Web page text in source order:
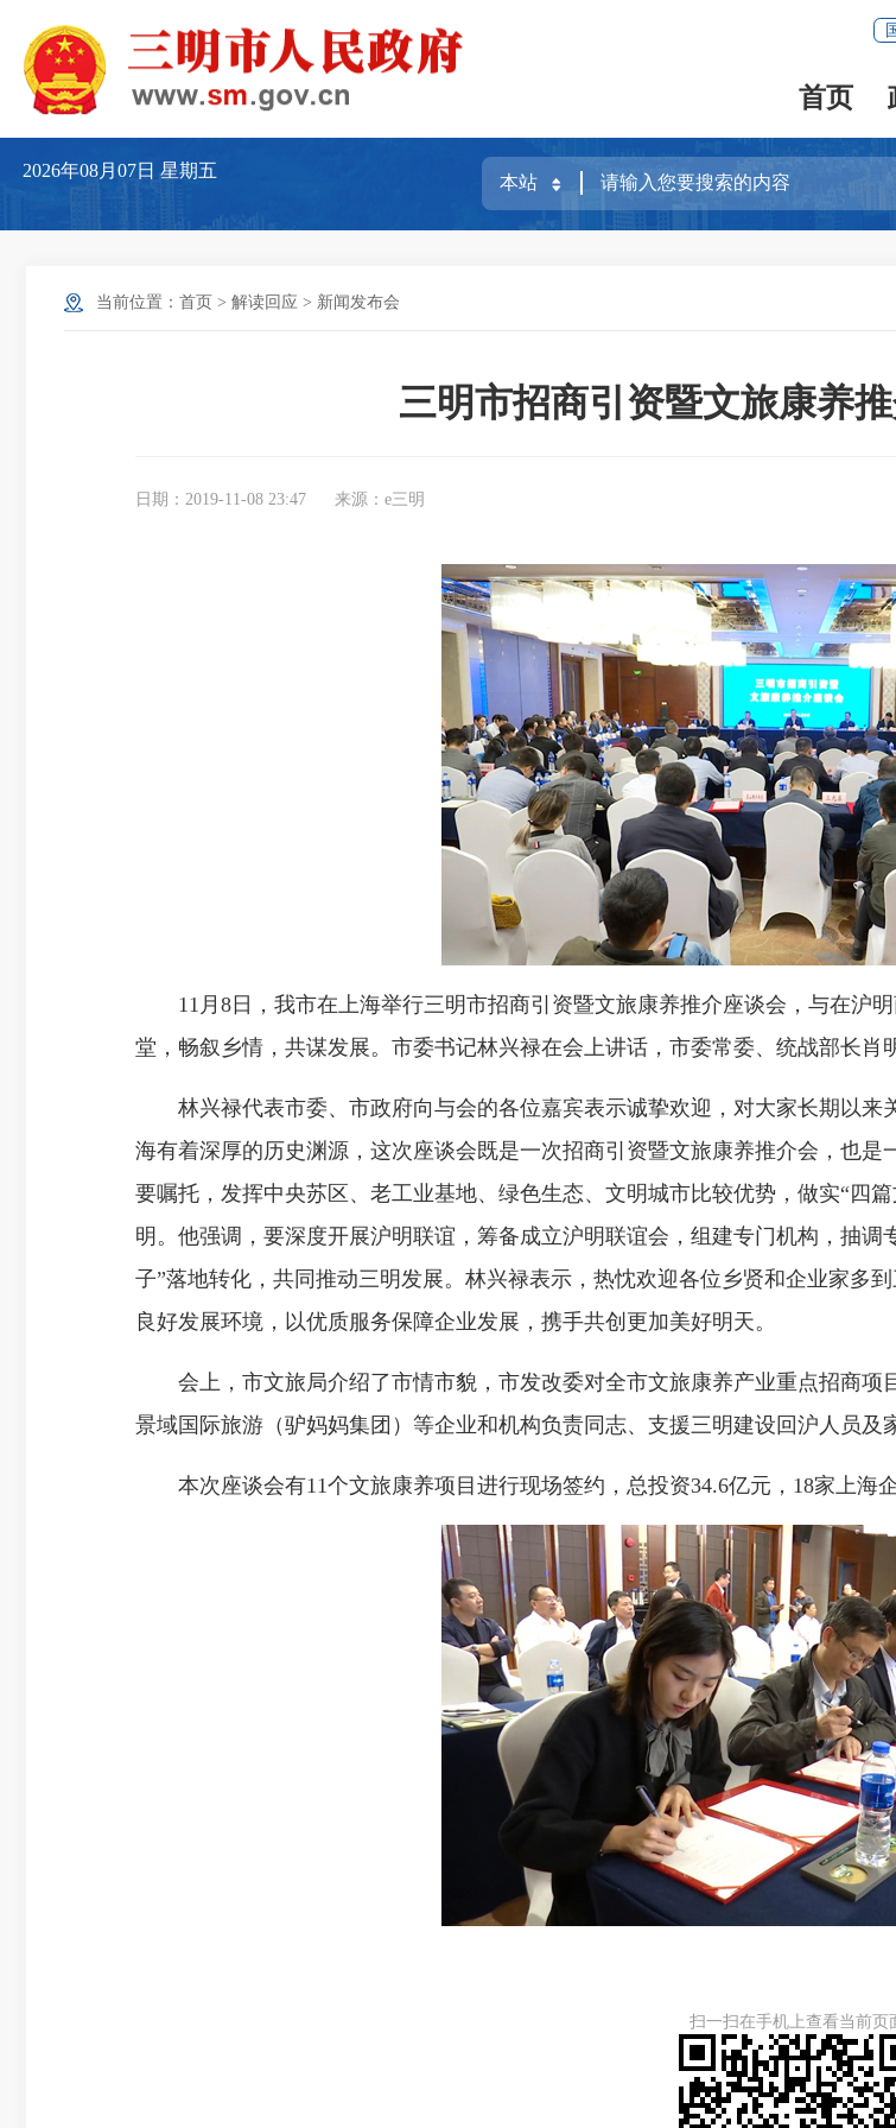
首页
2026年08月07日星期五
当前位置： 首页 > 解读回应 > 新闻发布会
三明市招商引资暨文旅康养
日期：2019-11-08 23:47 来源：e三明
11月8日，我市在上海举行三明市招商引资暨文旅康养推介座谈会，与在沪
堂，畅叙乡情，共谋发展。市委书记林兴禄在会上讲话，市委常委、统战部长肖
林兴禄代表市委、市政府向与会的各位嘉宾表示诚挚欢迎，对大家长期以来
海有着深厚的历史渊源，这次座谈会既是一次招商引资暨文旅康养推介会，也
要嘱托，发挥中央苏区、老工业基地、绿色生态、文明城市比较优势，做实“四
明。他强调，要深度开展沪明联谊，筹备成立沪明联谊会，组建专门机构，抽
子”落地转化，共同推动三明发展。林兴禄表示，热忱欢迎各位乡贤和企业家多
良好发展环境，以优质服务保障企业发展，携手共创更加美好明天。
会上，市文旅局介绍了市情市貌，市发改委对全市文旅康养产业重点招商项
景域国际旅游（驴妈妈集团）等企业和机构负责同志、支援三明建设回沪人员及
本次座谈会有11个文旅康养项目进行现场签约，总投资34.6亿元，18家上海
扫一扫在手机上查看当前页